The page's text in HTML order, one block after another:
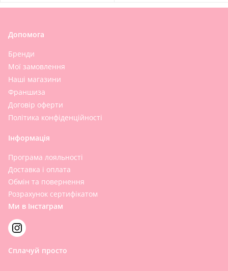
Допомога
Бренди
Мої замовлення
Наші магазини
Франшиза
Договір оферти
Політика конфіденційності
Інформація
Програма лояльності
Доставка і оплата
Обмін та повернення
Розрахунок сертифікатом
Ми в Інстаграм
Сплачуй просто